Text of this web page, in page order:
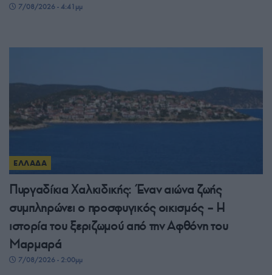
7/08/2026 - 4:41μμ
ΕΛΛΑΔΑ
Πυργαδίκια Χαλκιδικής: Έναν αιώνα ζωής
συμπληρώνει ο προσφυγικός οικισμός – Η
ιστορία του ξεριζωμού από την Αφθόνη του
Μαρμαρά
7/08/2026 - 2:00μμ